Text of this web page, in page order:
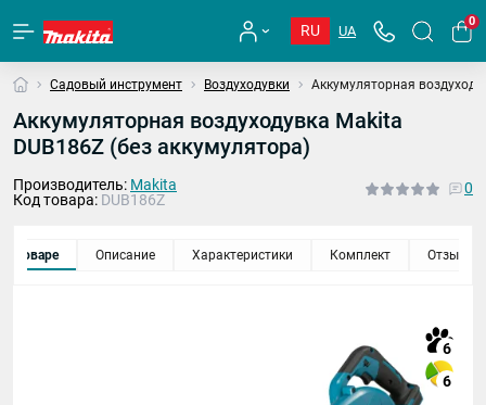
RU UA
0
Садовый инструмент Воздуходувки Аккумуляторная
Аккумуляторная воздуходувка Makita
DUB186Z (без аккумулятора)
Производитель: Makita
Код товара: DUB186Z
0
о товаре Описание Характеристики Комплект Отзывы
6
6